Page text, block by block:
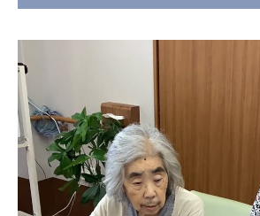
株式会社 爽やかな風沖縄
爽やかな風 中部エリア
爽やかな風 那覇エリア
株式会
鷹揚
社会福祉法人 共生会
特別養護老人ホーム 共生の家
株式会社 アジアメデカ元気事業団
アジアメデカ元気事業団